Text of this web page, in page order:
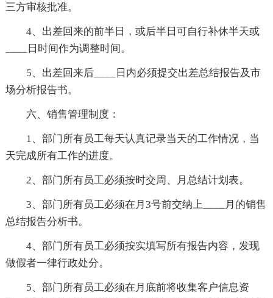
三方审核批准。
4、出差回来的前半日，或后半日可自行补休半天或
____日时间作为调整时间。
5、出差回来后____日内必须提交出差总结报告及市
场分析报告书。
六、销售管理制度：
1、部门所有员工每天认真记录当天的工作情况，当
天完成所有工作的进度。
2、部门所有员工必须按时交周、月总结计划表。
3、部门所有员工必须在月3号前交纳上____月的销售
总结报告分析书。
4、部门所有员工必须按实填写所有报告内容，发现
做假者一律行政处分。
5、部门所有员工必须在月底前将收集客户信息资